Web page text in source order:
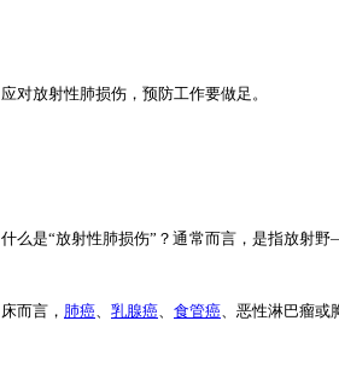
应对放射性肺损伤，预防工作要做足。
什么是“放射性肺损伤”？通常而言，是指放射
床而言， 肺癌 乳腺癌 食管癌 、恶性淋巴瘤